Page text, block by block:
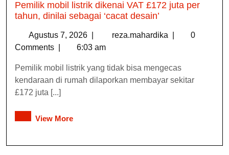
Pemilik mobil listrik dikenai VAT £172 juta per
tahun, dinilai sebagai ‘cacat desain’
Agustus 7, 2026 reza.mahardika
0
Comments
6:03 am
Pemilik mobil listrik yang tidak bisa mengecas
kendaraan di rumah dilaporkan membayar sekitar
£172 juta [...]
View More